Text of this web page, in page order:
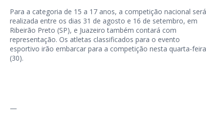
Para a categoria de 15 a 17 anos, a competição nacional será
realizada entre os dias 31 de agosto e 16 de setembro, em
Ribeirão Preto (SP), e Juazeiro também contará com
representação. Os atletas classificados para o evento
esportivo irão embarcar para a competição nesta quarta-feira
(30).
—